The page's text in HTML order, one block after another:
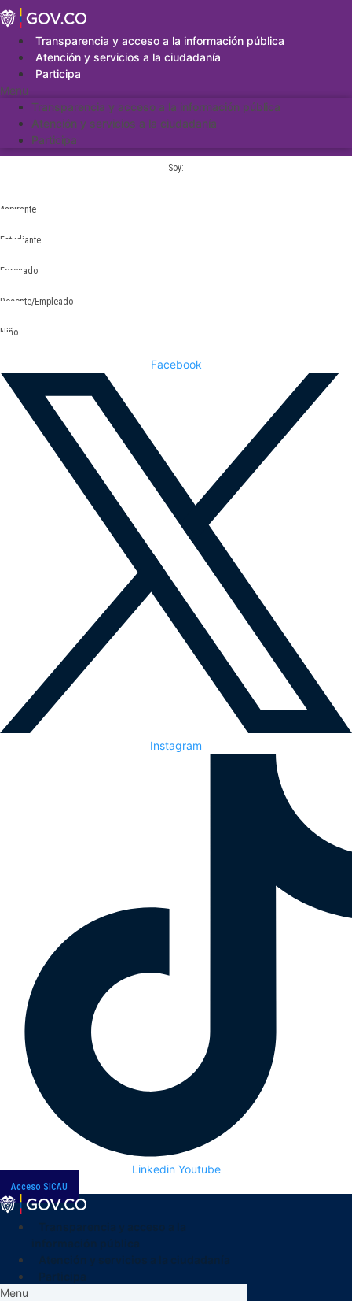
Saltar
al
contenidoTransparencia y acceso a la información pública
Atención y servicios a la ciudadanía
Participa
Menu
Transparencia y acceso a la información pública
Atención y servicios a la ciudadanía
Participa
Soy:
Aspirante
Estudiante
Egresado
Docente/Empleado
Niño
Facebook
Instagram
Linkedin Youtube
Acceso SICAU
Menu